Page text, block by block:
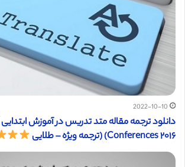
2022-10-10
Conferences ۲۰۱۶) (ترجمه ویژه – طلایی